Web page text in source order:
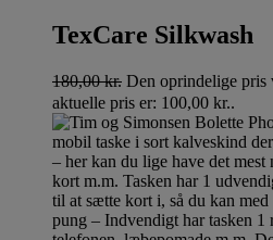
TexCare Silkwash
180,00kr. Den oprindelige pris
aktuelle pris er: 100,00 kr..